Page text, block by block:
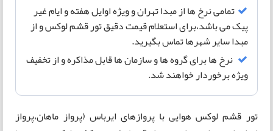
تمامی نرخ ها از مبدا تهران و ویژه اوایل هفته و ایام غیر
پیک می باشد،برای استعلام قیمت دقیق تور قشم لوکس و از
مبدا سایر شهرها تماس بگیرید.
نرخ ها برای گروه ها و سازمان ها قابل مذاکره و از تخفیف
ویژه برخوردار خواهند شد.
تور قشم لوکس هوایی با پروازهای ایرباس (پرواز ماهان،پرواز